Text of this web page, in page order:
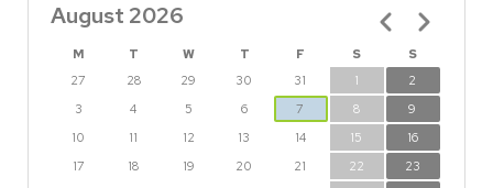
August 2026
M T W T F S
S
27
28 29 30 31 1
2
3
4 5 6 7 8
9
10
11 12 13 14 15
16
17
18 19 20 21 22
23
Pagination